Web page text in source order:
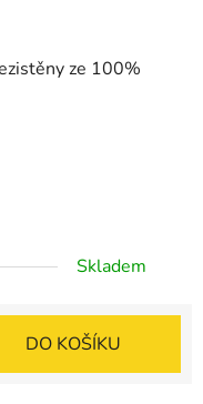
ze 100%
Skladem
DO KOŠÍKU